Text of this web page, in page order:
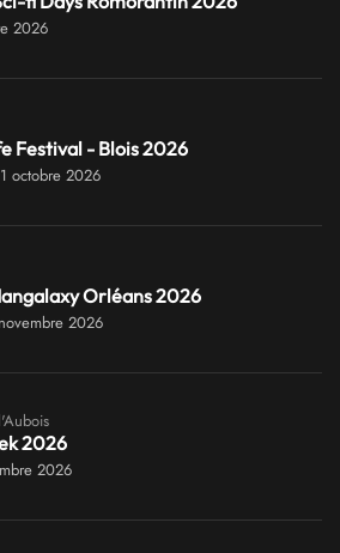
2026
Festival - Blois 2026
octobre 2026
Orléans 2026
2026
2026
2026